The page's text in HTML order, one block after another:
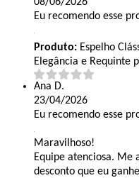
Eu recomendo esse
Produto: Espelho
Elegância e Requinte
Ana D.
23/04/2026
Eu recomendo esse
Maravilhoso!
Equipe atenciosa. Me
desconto que eu